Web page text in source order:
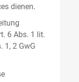
dienen.
6 Abs. 1 lit.
1, 2 GwG